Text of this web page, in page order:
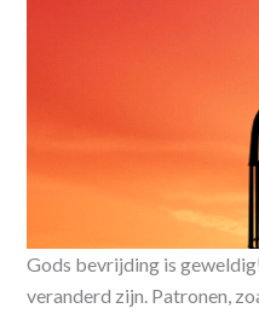
Gods bevrijding is
veranderd zijn. Patronen,